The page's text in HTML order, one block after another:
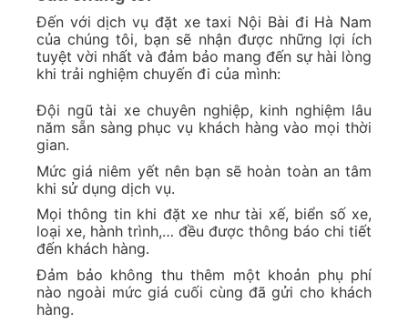
Đến với dịch vụ đặt xe taxi Nội Bài đi Hà Nam
của chúng tôi, bạn sẽ nhận được những lợi ích
tuyệt vời nhất và đảm bảo mang đến sự hài lòng
khi trải nghiệm chuyến đi của mình:
Đội ngũ tài xe chuyên nghiệp, kinh nghiệm lâu
năm sẵn sàng phục vụ khách hàng vào mọi thời
gian.
Mức giá niêm yết nên bạn sẽ hoàn toàn an tâm
khi sử dụng dịch vụ.
Mọi thông tin khi đặt xe như tài xế, biển số xe,
loại xe, hành trình,… đều được thông báo chi tiết
đến khách hàng.
Đảm bảo không thu thêm một khoản phụ phí
nào ngoài mức giá cuối cùng đã gửi cho khách
hàng.